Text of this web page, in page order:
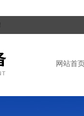
网站首